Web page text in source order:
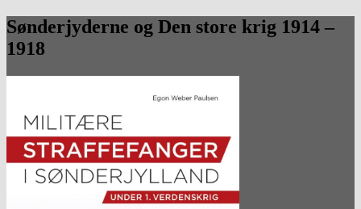
Sønderjyderne og Den store krig 1914 –
1918